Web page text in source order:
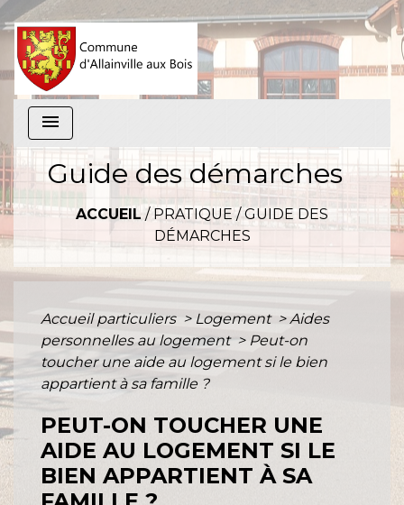
menu
Guide des démarches
ACCUEIL/ PRATIQUE/GUIDE DES
DÉMARCHES
Accueil particuliers > Logement > Aides
personnelles au logement > Peut-on
toucher une aide au logement si le bien
appartient à sa famille ?
PEUT-ON TOUCHER UNE
AIDE AU LOGEMENT SI LE
BIEN APPARTIENT À SA